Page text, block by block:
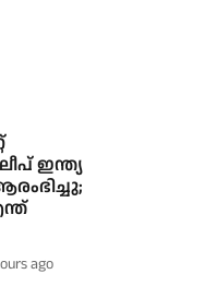
ഇന്ത്യ
ago